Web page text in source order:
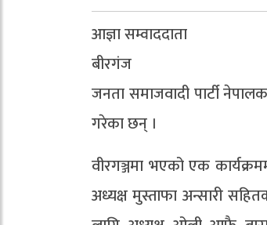
आज्ञा सम्वाददाता
बीरगंज
जनता समाजवादी पार्टी
गरेका छन् ।
वीरगञ्जमा भएको एक
अध्यक्ष मुस्ताफा अन्सारी